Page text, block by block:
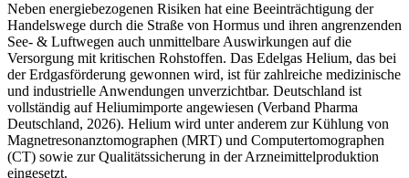
Neben energiebezogenen Risiken hat eine Beeinträchtigung der
Handelswege durch die Straße von Hormus und ihren angrenzenden
See- & Luftwegen auch unmittelbare Auswirkungen auf die
Versorgung mit kritischen Rohstoffen. Das Edelgas Helium, das bei
der Erdgasförderung gewonnen wird, ist für zahlreiche medizinische
und industrielle Anwendungen unverzichtbar. Deutschland ist
vollständig auf Heliumimporte angewiesen (Verband Pharma
Deutschland, 2026). Helium wird unter anderem zur Kühlung von
Magnetresonanztomographen (MRT) und Computertomographen
(CT) sowie zur Qualitätssicherung in der Arzneimittelproduktion
eingesetzt.